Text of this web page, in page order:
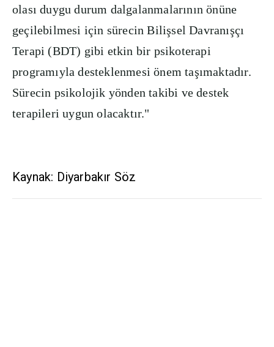
olası duygu durum dalgalanmalarının önüne
geçilebilmesi için sürecin Bilişsel Davranışçı
Terapi (BDT) gibi etkin bir psikoterapi
programıyla desteklenmesi önem taşımaktadır.
Sürecin psikolojik yönden takibi ve destek
terapileri uygun olacaktır."
Kaynak: Diyarbakır Söz